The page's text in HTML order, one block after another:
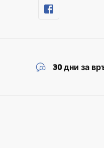
30 дни за